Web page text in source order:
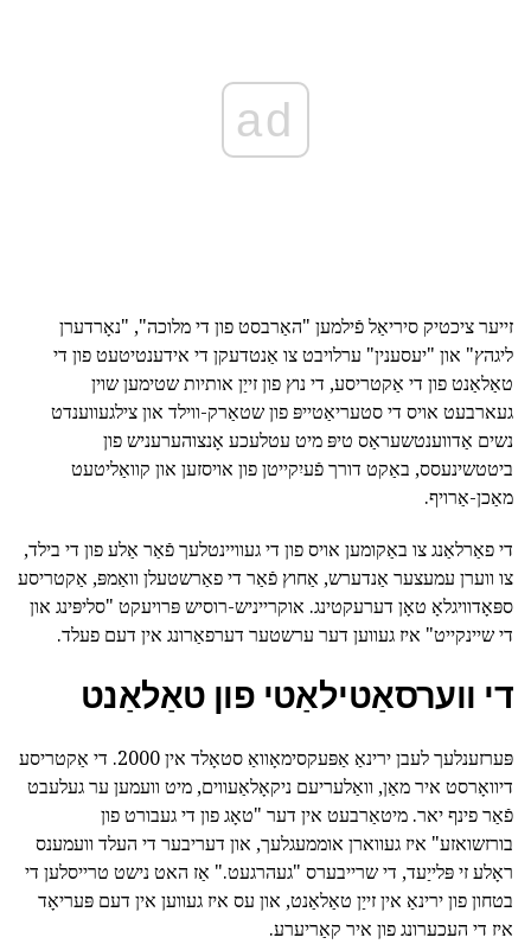
ad
זייער ציכטיק סיריאַל פֿילמען "האַרבסט פון די מלוכה", "נאָרדערן
ליגהץ" און "יעסענין" ערלויבט צו אַנטדעקן די אידענטיטעט פון די
טאַלאַנט פון די אַקטריסע, די נוץ פון זייַן אותיות שטימען שוין
געארבעט אויס די סטעריאַטייפּ פון שטאַרק-ווילד און צילגעווענדט
נשים אַדווענטשעראַס טיפּ מיט עטלעכע אָנצוהערעניש פון
ביטטשינעסס, באַקט דורך פֿעיִקייטן פון אויסזען און קוואַליטעט
מאַכן-אַרויף.
די פאַרלאַנג צו באַקומען אויס פון די געוויינטלעך פֿאַר אַלע פון די בילד,
צו ווערן עמעצער אַנדערש, אַחוץ פֿאַר די פאַרשטעלן וואַמפּ, אַקטריסע
ספּאָדוויגלאָ טאָן דערעקטינג. אוקרייניש-רוסיש פּרויעקט "סליפּינג און
די שיינקייט" איז געווען דער ערשטער דערפאַרונג אין דעם פעלד.
די ווערסאַטילאַטי פון טאַלאַנט
פּערזענלעך לעבן ירינאַ אַפּעקסימאָוואַ סטאָלד אין 2000. די אַקטריסע
דיוואָרסט איר מאַן, וואַלעריעם ניקאָלאַעווים, מיט וועמען ער געלעבט
פֿאַר פינף יאר. מיטאַרבעט אין דער "טאָג פון די געבורט פון
בורזשואזע" איז געווארן אוממעגלעך, און דעריבער די העלד וועמענס
ראָלע זי פּלייַעד, די שרייבערס "געהרגעט." אַז האט נישט טרייסלען די
בטחון פון ירינאַ אין זייַן טאַלאַנט, און עס איז געווען אין דעם פּעריאָד
איז די העכערונג פון איר קאַריערע.